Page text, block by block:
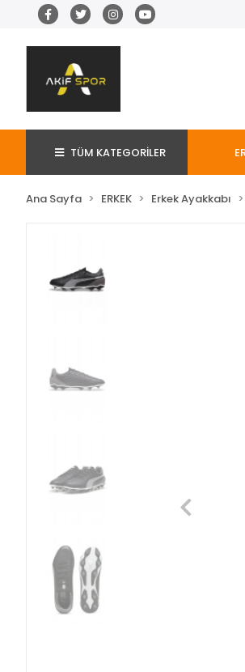
TÜM KATEGORİLER
Ana Sayfa ERKEK Erkek Ayakkabı